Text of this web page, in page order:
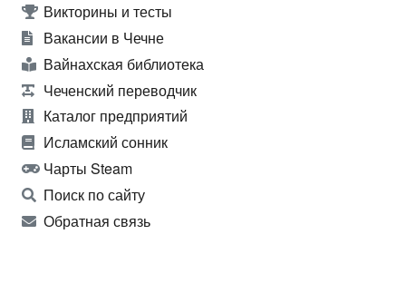
Викторины и тесты
Вакансии в Чечне
Вайнахская библиотека
Чеченский переводчик
Каталог предприятий
Исламский сонник
Чарты Steam
Поиск по сайту
Обратная связь